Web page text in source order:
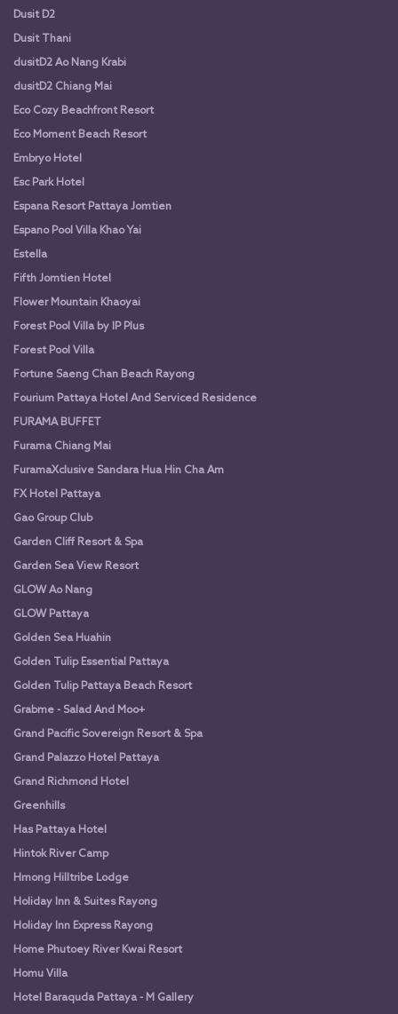
Dusit D2
Dusit Thani
dusitD2 Ao Nang Krabi
dusitD2 Chiang Mai
Eco Cozy Beachfront Resort
Eco Moment Beach Resort
Embryo Hotel
Esc Park Hotel
Espana Resort Pattaya Jomtien
Espano Pool Villa Khao Yai
Estella
Fifth Jomtien Hotel
Flower Mountain Khaoyai
Forest Pool Villa by IP Plus
Forest Pool Villa
Fortune Saeng Chan Beach Rayong
Fourium Pattaya Hotel And Serviced Residence
FURAMA BUFFET
Furama Chiang Mai
FuramaXclusive Sandara Hua Hin Cha Am
FX Hotel Pattaya
Gao Group Club
Garden Cliff Resort & Spa
Garden Sea View Resort
GLOW Ao Nang
GLOW Pattaya
Golden Sea Huahin
Golden Tulip Essential Pattaya
Golden Tulip Pattaya Beach Resort
Grabme - Salad And Moo+
Grand Pacific Sovereign Resort & Spa
Grand Palazzo Hotel Pattaya
Grand Richmond Hotel
Greenhills
Has Pattaya Hotel
Hintok River Camp
Hmong Hilltribe Lodge
Holiday Inn & Suites Rayong
Holiday Inn Express Rayong
Home Phutoey River Kwai Resort
Homu Villa
Hotel Baraquda Pattaya - M Gallery